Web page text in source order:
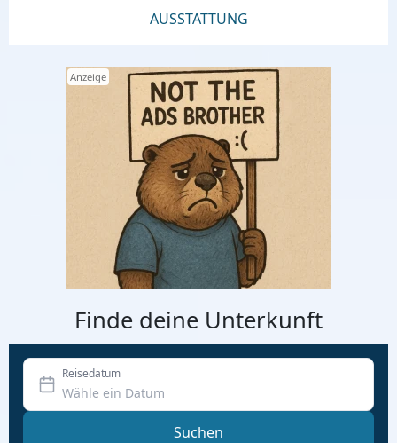
Finde deine Unterkunft
Reisedatum
Suchen
AUSSTATTUNG
Anzeige